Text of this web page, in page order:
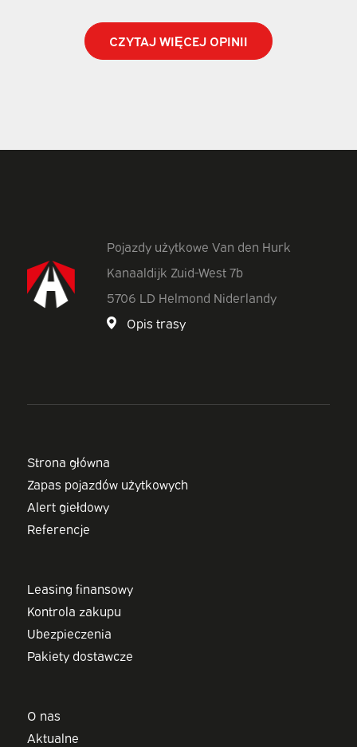
CZYTAJ WIĘCEJ OPINII
Pojazdy użytkowe Van den Hurk
Kanaaldijk Zuid-West 7b
5706 LD Helmond Niderlandy
Opis trasy
Strona główna
Zapas pojazdów użytkowych
Alert giełdowy
Referencje
Leasing finansowy
Kontrola zakupu
Ubezpieczenia
Pakiety dostawcze
O nas
Aktualne